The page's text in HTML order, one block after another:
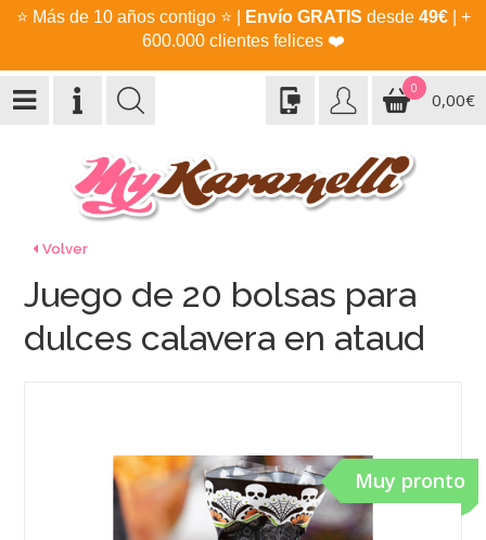
⭐ Más de 10 años contigo ⭐ Envío GRATIS desde 49€| +
600.000 clientes felices ❤️
0
0,00€
Volver
Muy pronto
Juego de 20 bolsas para
dulces calavera en ataud